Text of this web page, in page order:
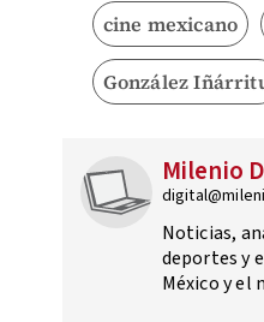
cine mexicano
González
Milenio
Noticias,
deportes y
México y el